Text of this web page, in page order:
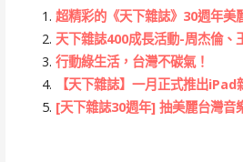
超精彩的《天下雜誌》30週年美
天下雜誌400成長活動-周杰倫、
行動綠生活，台灣不碳氣！
【天下雜誌】一月正式推出iPad
[天下雜誌30週年] 抽美麗台灣音